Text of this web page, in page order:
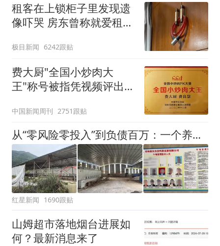
租客在上锁柜子里发现遗
像吓哭 房东曾称就爱租给
极目新闻 6242跟贴
费大厨"全国小炒肉大
王"称号被指凭视频评出
中国新闻周刊 2751跟贴
从“零风险零投入”到负债百万：一个养牛项目崩盘后，谁该为农户的贷款买单丨红星调查
红星新闻 1690跟贴
山姆超市落地烟台进展如
何？最新消息来了